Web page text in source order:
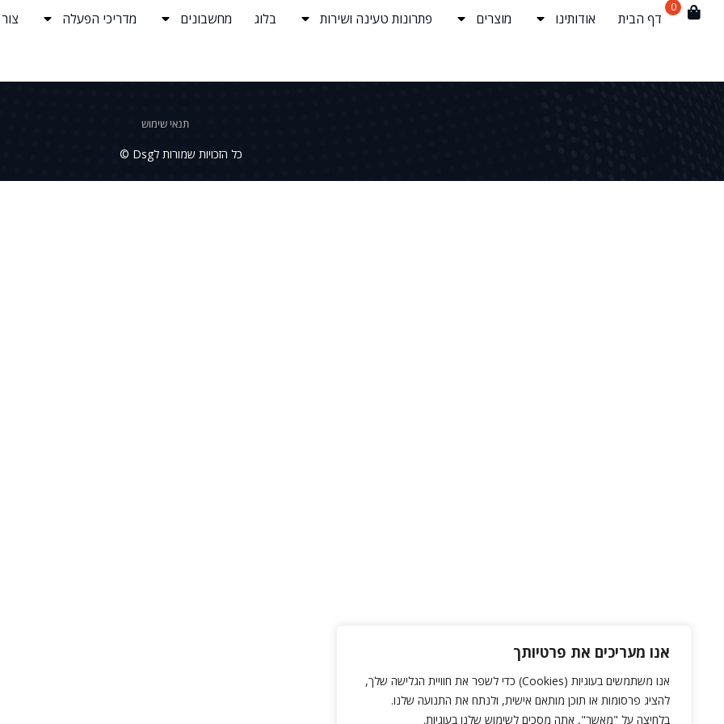
אנו מעריכים את פרטיותך
אנו משתמשים בעוגיות (Cookies) כדי לשפר את חוויית הגלישה שלך,
להציג פרסומות או תוכן מותאם אישית, ולנתח את התנועה שלנו.
בלחיצה על "מאשר", אתה מסכים לשימוש שלנו בעוגיות.
0
דף הבית אודותינו מוצרים פתרונות טעינה ושירות בלוג מחשבונים מדריכי הפעלה
תנאי שימוש
כל הזכויות שמורות לDsg ©